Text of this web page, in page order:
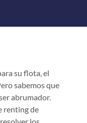
su flota, el
sabemos que
abrumador.
renting de